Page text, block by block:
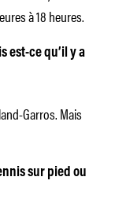
à 18 heures.
est-ce qu’il y a
Garros. Mais
sur pied ou